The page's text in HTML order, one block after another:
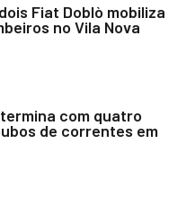
Fiat Doblò mobiliza
no Vila Nova
com quatro
de correntes em